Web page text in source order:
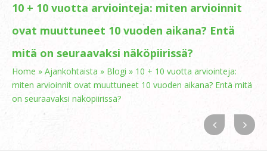
10 + 10 vuotta arviointeja: miten arvioinnit
ovat muuttuneet 10 vuoden aikana? Entä
mitä on seuraavaksi näköpiirissä?
Home » Ajankohtaista » Blogi » 10 + 10 vuotta arviointeja:
miten arvioinnit ovat muuttuneet 10 vuoden aikana? Entä mitä
on seuraavaksi näköpiirissä?